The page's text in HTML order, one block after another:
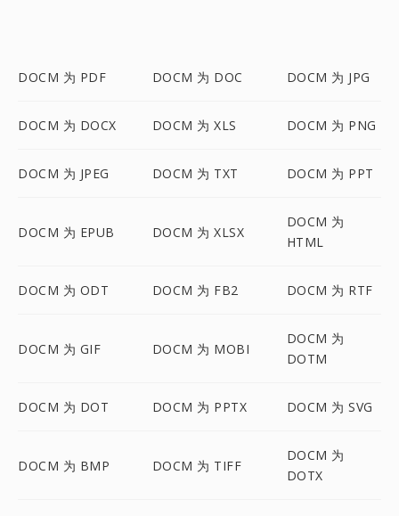
DOCM 为 PDF DOCM 为 DOC DOCM 为 JPG
DOCM 为 DOCX DOCM 为 XLS DOCM 为 PNG
DOCM 为 JPEG DOCM 为 TXT DOCM 为 PPT
DOCM 为 EPUB DOCM 为 XLSX
DOCM 为
HTML
DOCM 为 ODT DOCM 为 FB2 DOCM 为 RTF
DOCM 为 GIF DOCM 为 MOBI
DOCM 为
DOTM
DOCM 为 DOT DOCM 为 PPTX DOCM 为 SVG
DOCM 为 BMP DOCM 为 TIFF
DOCM 为
DOTX